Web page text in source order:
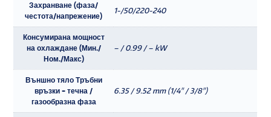
Захранване (фаза/
честота/напрежение)
1-/50/220-240
Консумирана мощност
на охлаждане (Мин./
Ном./Макс)
– / 0.99 / – kW
Външно тяло Тръбни
връзки - течна /
газообразна фаза
6.35 / 9.52 mm (1/4" / 3/8")